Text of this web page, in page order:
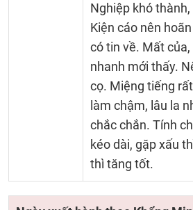
Nghiệp khó
Kiện cáo nên
có tin về. Mất
nhanh mới thấy.
cọ. Miệng tiếng
làm chậm, lâu la
chắc chắn. Tính
kéo dài, gặp xấu
thì tăng tốt.